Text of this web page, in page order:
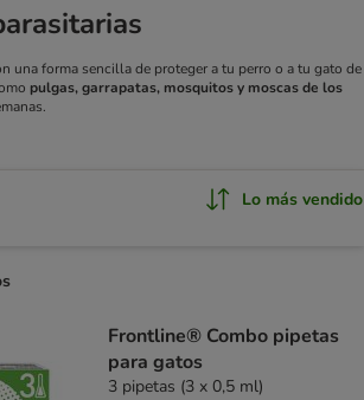
una forma sencilla de proteger a tu perro o a tu gato de
pulgas, garrapatas, mosquitos y moscas de los
Lo más vendido
Frontline® Combo pipetas
para gatos
3 pipetas (3 x 0,5 ml)